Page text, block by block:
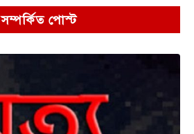
সম্পর্কিত পোস্ট